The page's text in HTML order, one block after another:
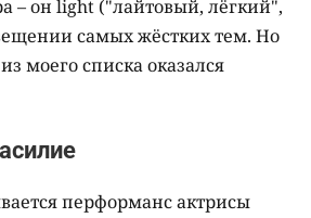
– он light ("лайтовый, лёгкий",
самых жёстких тем. Но
моего списка оказался
перформанс актрисы